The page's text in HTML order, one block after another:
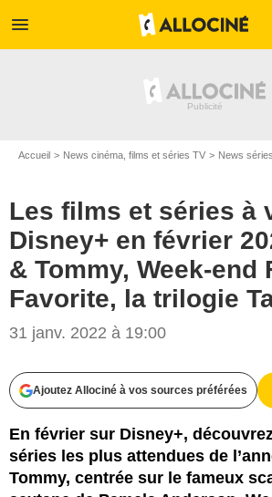
menu
Accueil News cinéma, films et séries TV News
Les films et séries à
Disney+ en février
& Tommy, Week-end
Favorite, la trilogie
31 janv. 2022 à 19:00
Ajoutez Allociné à vos sources préférées
En février sur Disney+,
séries les plus attendues de
Tommy, centrée sur le fameux